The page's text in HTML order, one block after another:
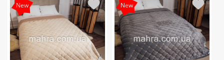
New New